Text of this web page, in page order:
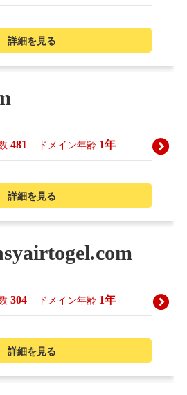
詳細を見る
詳細を見る
481 ドメイン年齢 1年
詳細を見る
304 ドメイン年齢 1年